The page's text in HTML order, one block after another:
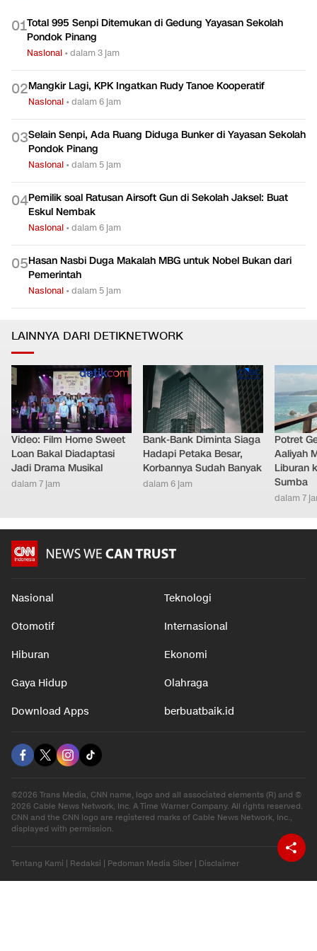
01Total 995 Senpi Ditemukan di Gedung Yayasan Sekolah
Pondok Pinang
Nasional •dalam 3 jam
02Mangkir Lagi, KPK Ingatkan Rudy Tanoe Kooperatif
Nasional •dalam 6 jam
03Selain Senpi, Ada Ruang Diduga Bunker di Yayasan Sekolah
Pondok Pinang
Nasional •dalam 5 jam
04Pemilik soal Ratusan Airsoft Gun di Sekolah Jaksel: Buat
Eskul Nembak
Nasional •dalam 6 jam
05Hasan Nasbi Duga Makalah MBG untuk Nobel Bukan dari
Pemerintah
Nasional •dalam 5 jam
LAINNYA DARI DETIKNETWORK
Video: Film Home Sweet
Loan Bakal Diadaptasi
Jadi Drama Musikal
dalam 7 jam
Bank-Bank Diminta Siaga
Hadapi Petaka Besar,
Korbannya Sudah Banyak
dalam 6 jam
Potret
Aaliyah
Liburan
Sumba
dalam 7
Nasional Teknologi
Otomotif Internasional
Hiburan Ekonomi
Gaya Hidup Olahraga
Download Apps berbuatbaik.id
©2026 Trans Media, CNN name, logo and all associated elements (R) and ©
2026 Cable News Network, Inc. A Time Warner Company. All rights reserved.
CNN and the CNN logo are registered marks of Cable News Network, Inc.,
displayed with permission.
Tentang Kami | Redaksi | Pedoman Media Siber | Disclaimer